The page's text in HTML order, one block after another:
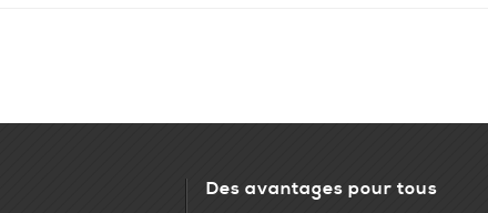
Des avantages pour tous